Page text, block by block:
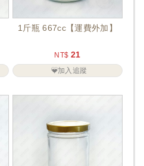
1斤瓶 667cc【運費外加】
NT$ 21
加入追蹤